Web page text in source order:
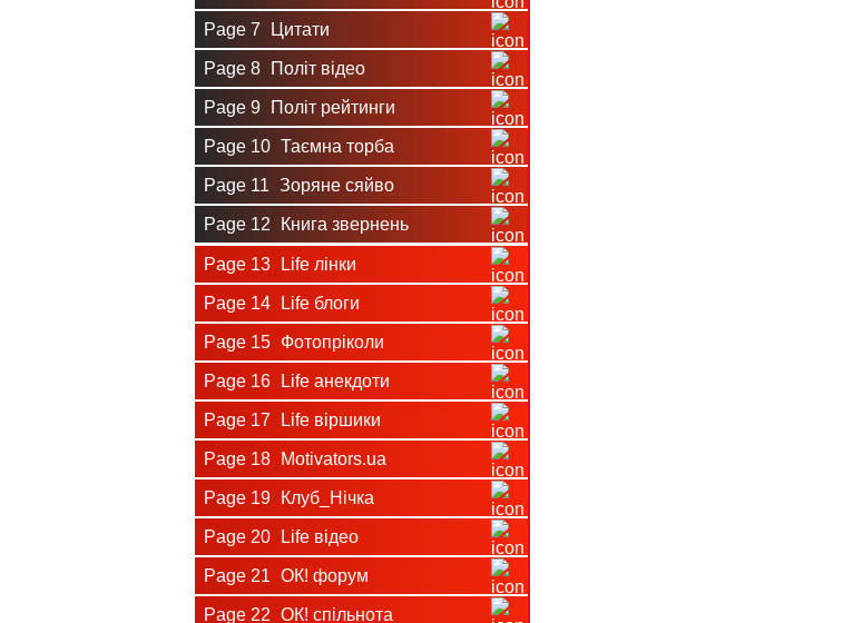
Page 7 Цитати
Page 8 Політ відео
Page 9 Політ рейтинги
Page 10 Таємна торба
Page 11 Зоряне сяйво
Page 12 Книга звернень
Page 13 Life лінки
Page 14 Life блоги
Page 15 Фотопріколи
Page 16 Life анекдоти
Page 17 Life віршики
Page 18 Motivators.ua
Page 19 Клуб_Нічка
Page 20 Life відео
Page 21 ОК! форум
Page 22 ОК! спільнота